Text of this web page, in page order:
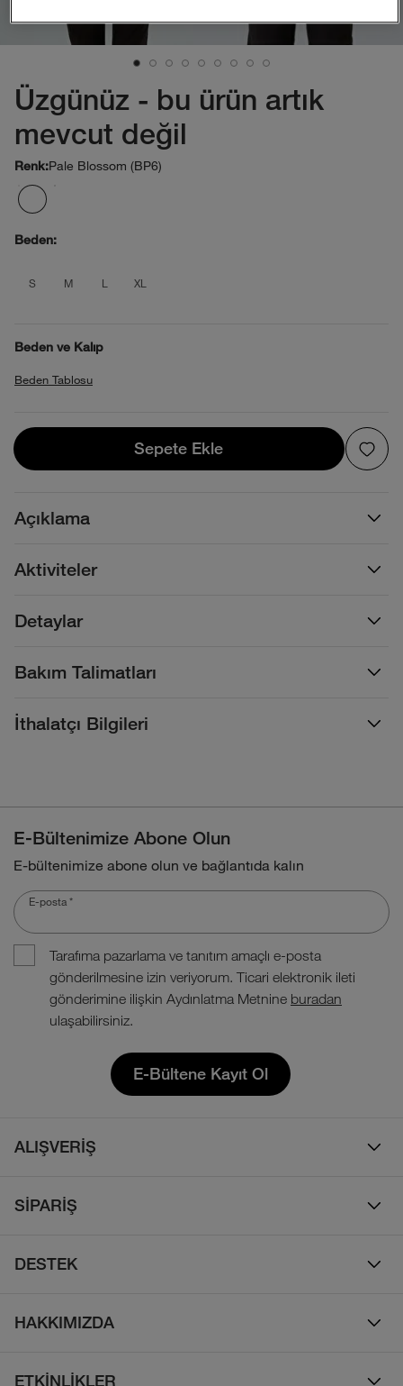
Üzgünüz - bu ürün artık
mevcut değil
Renk:Pale Blossom (BP6)
Beden:
S M L XL
Beden ve Kalıp
Beden Tablosu
Sepete Ekle
Sepete Ekle
Açıklama
Detaylar
Aktiviteler
Bakım Talimatları
İthalatçı Bilgileri
E-Bültenimize Abone Olun
E-bültenimize abone olun ve bağlantıda kalın
E-posta *
Tarafıma pazarlama ve tanıtım amaçlı e-posta
gönderilmesine izin veriyorum. Ticari elektronik ileti
gönderimine ilişkin Aydınlatma Metnine buradan
ulaşabilirsiniz.
E-Bültene Kayıt Ol
ALIŞVERİŞ
Çocuk
Ayakkabı
SİPARİŞ
İade Politikası
DESTEK
Sıkça Sorulan Sorular
HAKKIMIZDA
ETKİNLİKLER